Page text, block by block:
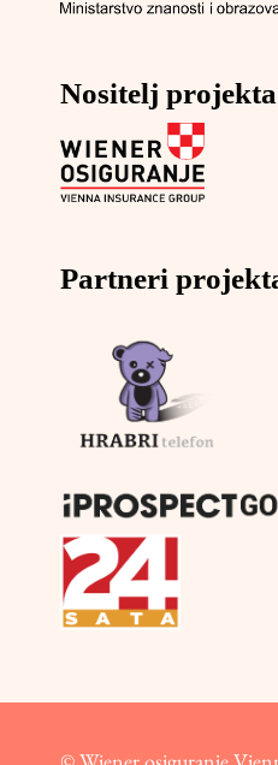
Nositelj projekta
Partneri